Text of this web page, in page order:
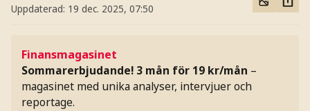
Uppdaterad: 19 dec. 2025, 07:50
Finansmagasinet
Sommarerbjudande! 3 mån för 19 kr/mån –
magasinet med unika analyser, intervjuer och
reportage.